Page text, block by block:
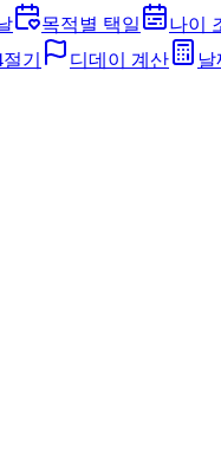
목적별 택일 나이
기 디데이 계산 날